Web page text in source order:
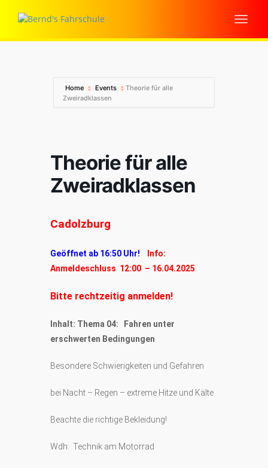
Home Events
Theorie für alle
Zweiradklassen
Theorie für alle
Zweiradklassen
Cadolzburg
Geöffnet ab 16:50 Uhr!
Info:
Anmeldeschluss 12:00 – 16.04.2025
Bitte rechtzeitig anmelden!
Inhalt: Thema 04:
Fahren unter
erschwerten Bedingungen
Besondere Schwierigkeiten und Gefahren
bei Nacht – Regen – extreme Hitze und Kälte
Beachte die richtige Bekleidung!
Wdh: Technik am Motorrad